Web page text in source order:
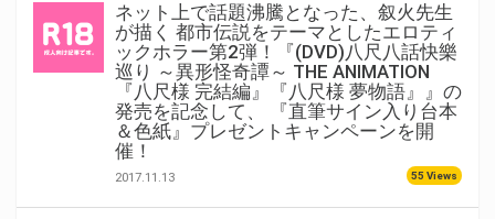
ネット上で話題沸騰となった、叙火先生
が描く 都市伝説をテーマとしたエロティ
ックホラー第2弾！『(DVD)八尺八話快樂
巡り ～異形怪奇譚～ THE ANIMATION
『八尺様 完結編』『八尺様 夢物語』』の
発売を記念して、 『直筆サイン入り台本
＆色紙』プレゼントキャンペーンを開
催！
2017.11.13 55 Views